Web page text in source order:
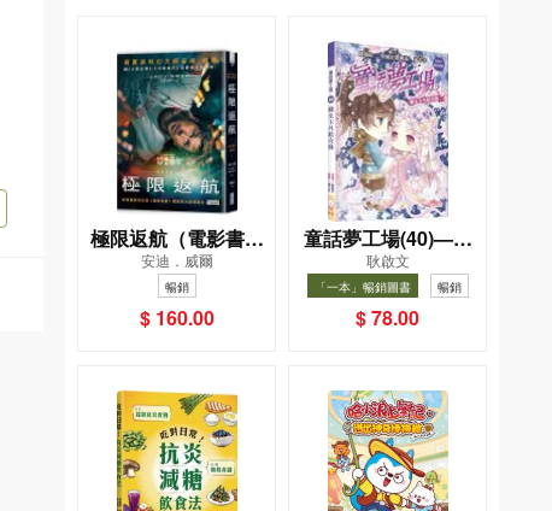
極限返航（電影書衣
典藏版）（獨家收錄
作者訪談）
安迪．威爾
暢銷
$ 160.00
童話夢工場(40)——
織女下凡結奇緣
耿啟文
「一本」暢銷圖書 暢銷
$ 78.00